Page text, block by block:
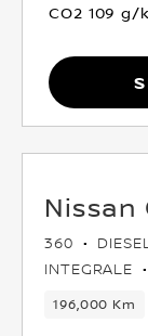
CO2 109 g/
Nissan
360
INTEGRALE
196,000 Km